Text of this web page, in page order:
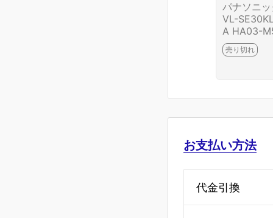
パナソニ
VL-
A HA03-
3-2H3
売り切れ
お支払い方法
代金引換